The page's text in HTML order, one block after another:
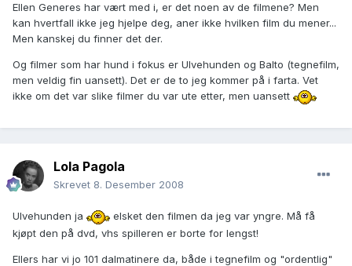
Ellen Generes har vært med i, er det noen av de filmene? Men
kan hvertfall ikke jeg hjelpe deg, aner ikke hvilken film du mener...
Men kanskej du finner det der.
Og filmer som har hund i fokus er Ulvehunden og Balto (tegnefilm,
men veldig fin uansett). Det er de to jeg kommer på i farta. Vet
ikke om det var slike filmer du var ute etter, men uansett
Lola Pagola
Skrevet 8. Desember 2008
Ulvehunden ja
elsket den filmen da jeg var yngre. Må få
kjøpt den på dvd, vhs spilleren er borte for lengst!
Ellers har vi jo 101 dalmatinere da, både i tegnefilm og "ordentlig"